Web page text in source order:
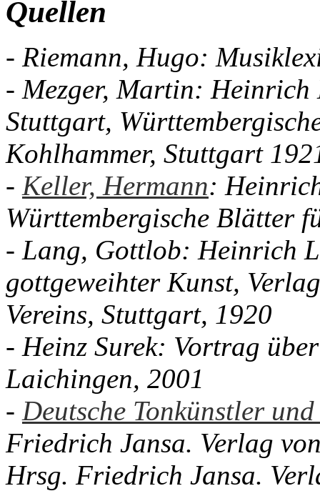
Quellen
- Riemann, Hugo:
- Mezger, Martin: Heinrich
Stuttgart,
Kohlhammer, Stuttgart
- Keller, Hermann:
Württembergische Blätter
- Lang, Gottlob: Heinrich
gottgeweihter Kunst,
Vereins, Stuttgart, 1920
- Heinz Surek: Vortrag
Laichingen, 2001
- Deutsche Tonkünstler
Friedrich Jansa. Verlag
Hrsg. Friedrich Jansa.